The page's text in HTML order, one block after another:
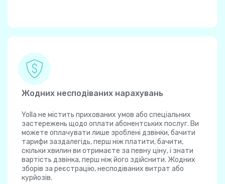
Жодних несподіваних нарахувань
Yolla не містить прихованих умов або спеціальних
застережень щодо оплати абонентських послуг. Ви
можете оплачувати лише зроблені дзвінки, бачити
тарифи заздалегідь, перш ніж платити, бачити,
скільки хвилин ви отримаєте за певну ціну, і знати
вартість дзвінка, перш ніж його здійснити. Жодних
зборів за реєстрацію, несподіваних витрат або
курйозів.